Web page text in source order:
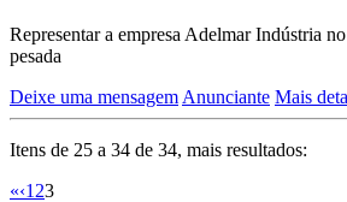
Representar a empresa Adelmar Indústria
pesada
Deixe uma mensagem Anunciante Mais
Itens de 25 a 34 de 34, mais resultados:
«‹1 23